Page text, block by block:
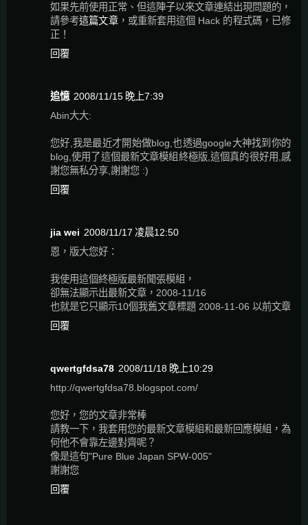
如果先前使用正常、但這陣子以來文章連結出現問題的，
請參考這篇文章，或重新套用這個 Hack 的程式碼，已修
正！
回覆
追憶 2008/11/15 晚上7:39
Abin大大:
您好,我是最近才開始做blog,也透過google大神找到你的
blog,使用了這個最新文章模組終極版,這個真的很好用,感
謝您無私分享,謝謝您 :)
回覆
jia wei 2008/11/17 凌晨12:50
恩，版大您好：
我使用這個終極版最新聞張模組，
卻無法顯示出最新文章，2008-11/16
也就是它只顯示10個我舊文章標題 2008-11-06 以前文章
回覆
qwertgfdsa78 2008/11/18 晚上10:29
http://qwertgfdsa78.blogspot.com/
您好，您的文章非常棒
請教一下，我套用您的最新文章模組和最新回應模組，為
何他不會靠左邊對齊呢？
像是這句"Pure Blue Japan SPW-005"
謝謝您
回覆